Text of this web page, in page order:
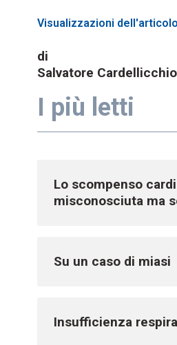
Visualizzazioni
di
Salvatore Cardellicchio
I più letti
Lo scompenso
misconosciuta ma
Su un caso di miasi
Insufficienza